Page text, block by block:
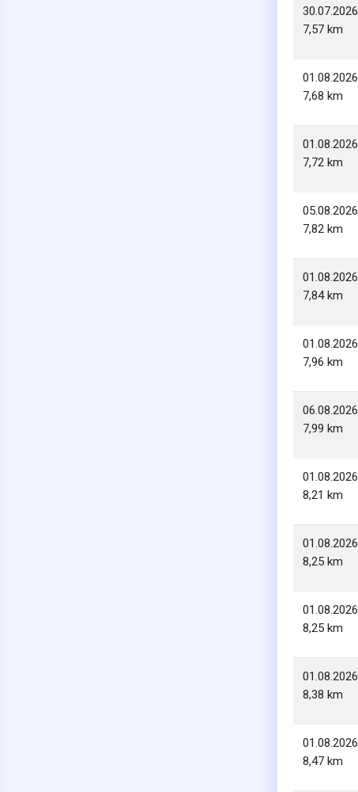
30.07.2026
7,57 km
01.08.2026
7,68 km
01.08.2026
7,72 km
05.08.2026
7,82 km
01.08.2026
7,84 km
01.08.2026
7,96 km
06.08.2026
7,99 km
01.08.2026
8,21 km
01.08.2026
8,25 km
01.08.2026
8,25 km
01.08.2026
8,38 km
01.08.2026
8,47 km